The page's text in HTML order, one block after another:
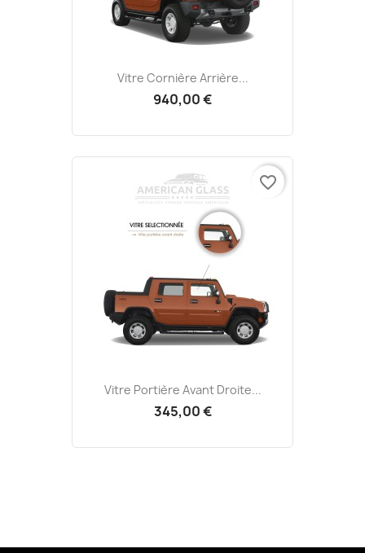
Vitre Cornière Arrière...
940,00 €
Vitre Portière Avant Droite...
345,00 €
favorite_border